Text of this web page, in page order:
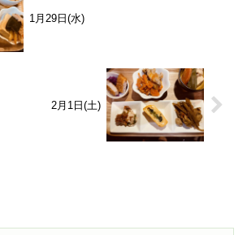
1月29日(水)
2月1日(土)